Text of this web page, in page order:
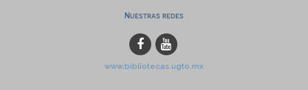
Nuestras redes
www.bibliotecas.ugto.mx